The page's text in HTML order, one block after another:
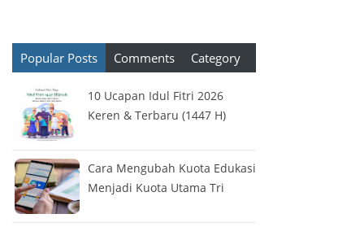
Popular Posts Comments Category
10 Ucapan Idul Fitri 2026
Keren & Terbaru (1447 H)
Cara Mengubah Kuota Edukasi
Menjadi Kuota Utama Tri